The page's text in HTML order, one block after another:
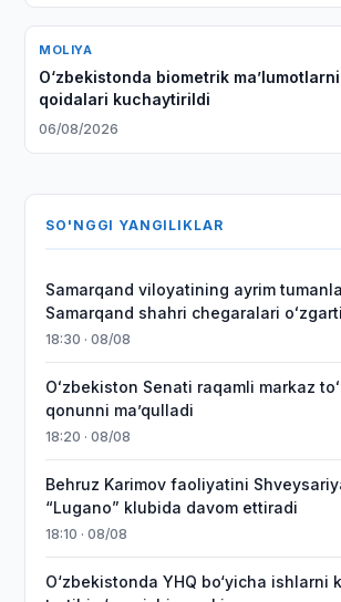
MOLIYA
O‘zbekistonda biometrik
qoidalari kuchaytirildi
06/08/2026
SO'NGGI YANGILIKLAR
Samarqand viloyatining ayrim
Samarqand shahri chegaralari
18:30 · 08/08
Oʻzbekiston Senati raqamli markaz
qonunni maʼqulladi
18:20 · 08/08
Behruz Karimov faoliyatini
“Lugano” klubida davom ettiradi
18:10 · 08/08
O‘zbekistonda YHQ bo‘yicha ishlarni